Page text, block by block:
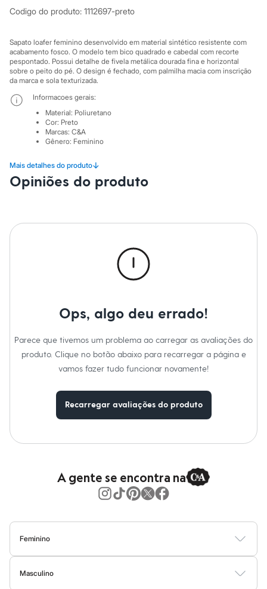
Sandálias
Marcas
City
Clock House
Mindset
Yessica
Moda esportiva
Acessórios
Blusas
Calçados
Shorts e Bermudas
Tops
Moda íntima
Pijamas
Blusas e Camisetas
Casacos e Jaquetas
Jeans
Moda esportiva
Shorts e Saias
Dia dos Pais
Novidades
Roupas
Camisetas e Regatas
Polos
Bolsas e Mochilas
Chapéus e Bonés
Cintos
Carteiras
Codigo do produto: 1112697-preto
Sapato loafer feminino desenvolvido em material sintético resistente com
acabamento fosco. O modelo tem bico quadrado e cabedal com recorte
pespontado. Possui detalhe de fivela metálica dourada fina e horizontal
sobre o peito do pé. O design é fechado, com palmilha macia com inscrição
da marca e sola texturizada.
Mais detalhes do produto↓
Informacoes gerais:
Material: Poliuretano
Cor: Preto
Marcas: C&A
Gênero: Feminino
Opiniões do produto
Ops, algo deu errado!
Parece que tivemos um problema ao carregar as avaliações do
produto. Clique no botão abaixo para recarregar a página e
vamos fazer tudo funcionar novamente!
Recarregar avaliações do produto
A gente se encontra na
Feminino
BlusasCalçasVestidosSaiasCasacosModa PraiaModa Íntima
Masculino